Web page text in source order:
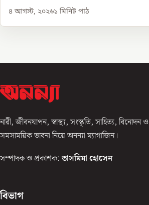
৪ আগস্ট, ২০২৬১ মিনিট পাঠ
নারী, জীবনযাপন, স্বাস্থ্য, সংস্কৃতি, সাহিত্য, বিনোদন ও
সমসাময়িক ভাবনা নিয়ে অনন্যা ম্যাগাজিন।
সম্পাদক ও প্রকাশক: তাসমিমা হোসেন
বিভাগ